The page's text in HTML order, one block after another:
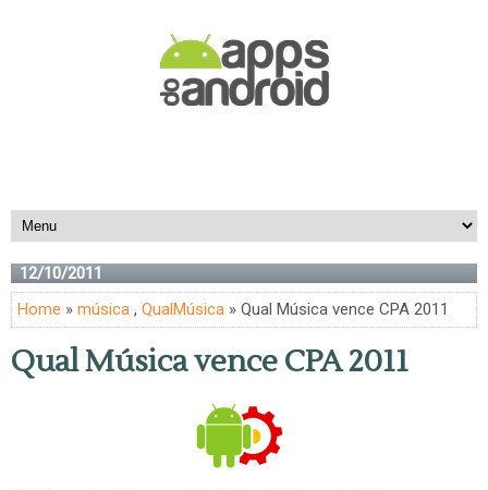
12/10/2011
Home » música , QualMúsica » Qual Música vence CPA 2011
Qual Música vence CPA 2011